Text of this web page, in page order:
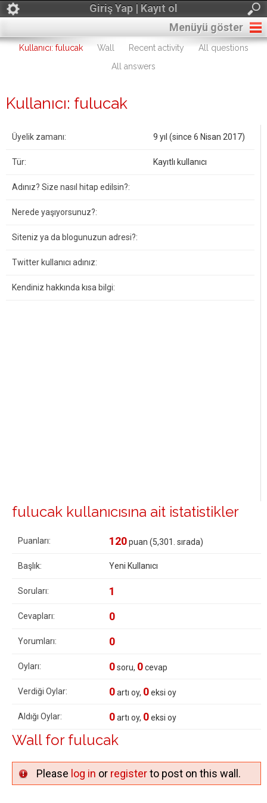
Giriş Yap | Kayıt ol
Menüyü göster
Kullanıcı: fulucak Wall Recent activity
All questions
All answers
Kullanıcı: fulucak
Üyelik zamanı: 9 yıl (since 6 Nisan 2017)
Tür: Kayıtlı kullanıcı
Adınız? Size nasıl hitap edilsin?:
Nerede yaşıyorsunuz?:
Siteniz ya da blogunuzun adresi?:
Twitter kullanıcı adınız:
Kendiniz hakkında kısa bilgi:
fulucak kullanıcısına ait istatistikler
Puanları: 120puan (5,301 . sırada)
Başlık: Yeni Kullanıcı
Soruları: 1
Cevapları: 0
Yorumları: 0
Oyları: 0soru, 0cevap
Verdiği Oylar: 0artı oy, 0eksi oy
Aldığı Oylar: 0artı oy, 0eksi oy
Wall for fulucak
Please log in or registerto post on this wall.